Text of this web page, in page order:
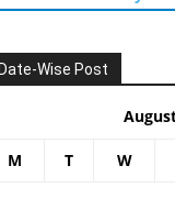
Wise Post
M T W